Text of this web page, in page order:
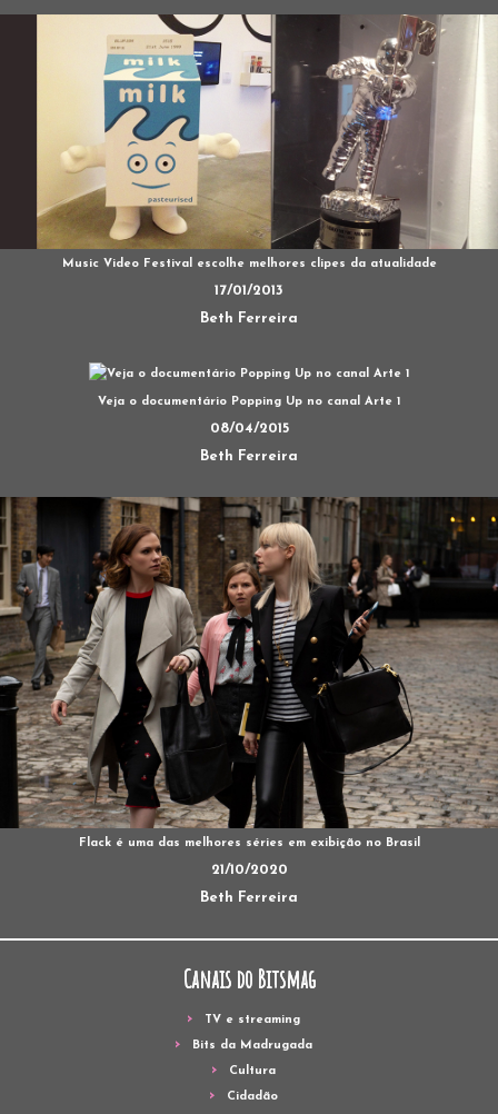
Music Video Festival escolhe melhores clipes da atualidade
17/01/2013
Beth Ferreira
Veja o documentário Popping Up no canal Arte 1
08/04/2015
Beth Ferreira
Flack é uma das melhores séries em exibição no Brasil
21/10/2020
Beth Ferreira
Canais do Bitsmag
TV e streaming
Bits da Madrugada
Cultura
Cidadão